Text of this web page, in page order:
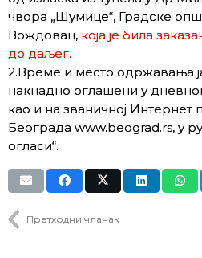
чвора „Шумице“, Градске
Вождовац, која је била
до даљег.
2.Време и место одржавања
накнадно оглашени у
као и на званичној Интернет
Београда www.beograd.rs, у
огласи“.
Претходни чланак